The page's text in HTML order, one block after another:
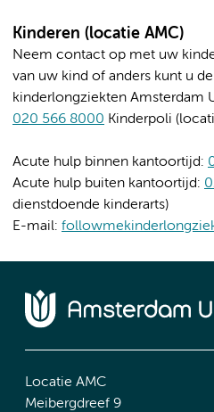
Kinderen (locatie AMC)
Neem contact op met uw
van uw kind of anders kunt u
kinderlongziekten Amsterdam
020 566 8000 Kinderpoli
Acute hulp binnen kantoortijd:
Acute hulp buiten kantoortijd:
dienstdoende kinderarts)
E-mail:
Locatie AMC
Meibergdreef 9